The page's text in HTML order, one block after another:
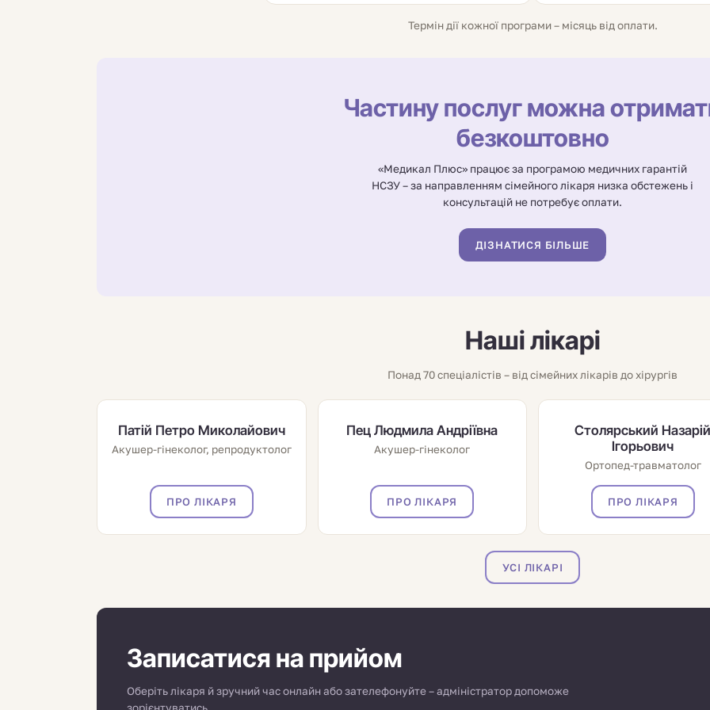
Термін дії кожної програми – місяць від оплати.
Частину послуг можна
безкоштовно
«Медикал Плюс» працює за програмою медичних гарантій
НСЗУ – за направленням сімейного лікаря низка обстежень і
консультацій не потребує оплати.
ДІЗНАТИСЯ БІЛЬШЕ
Наші лікарі
Понад 70 спеціалістів – від сімейних лікарів до хірургів
Патій Петро Миколайович
Акушер-гінеколог, репродуктолог
ПРО ЛІКАРЯ
Пец Людмила Андріївна
Акушер-гінеколог
ПРО ЛІКАРЯ
Столярський
Ігорьович
Ортопед-травматолог
ПРО ЛІКАРЯ
УСІ ЛІКАРІ
Записатися на прийом
Оберіть лікаря й зручний час онлайн або зателефонуйте – адміністратор допоможе